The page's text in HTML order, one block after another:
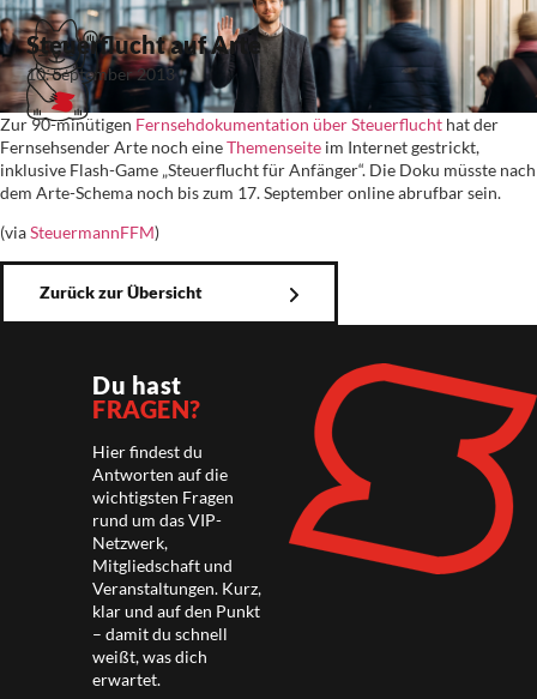
Steuerflucht auf Arte
10. September 2013
Zur 90-minütigen Fernsehdokumentation über Steuerflucht hat der
Fernsehsender Arte noch eineThemenseite im Internet gestrickt,
inklusive Flash-Game „Steuerflucht für Anfänger“. Die Doku müsste nach
dem Arte-Schema noch bis zum 17. September online abrufbar sein.
(viaSteuermannFFM)
Zurück zur Übersicht
Du hast
FRAGEN?
Hier findest du
Antworten auf die
wichtigsten Fragen
rund um das VIP-
Netzwerk,
Mitgliedschaft und
Veranstaltungen. Kurz,
klar und auf den Punkt
– damit du schnell
weißt, was dich
erwartet.